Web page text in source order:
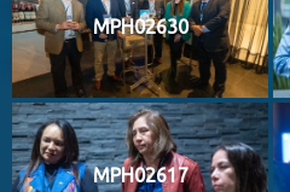
MPH02630
MPH02617